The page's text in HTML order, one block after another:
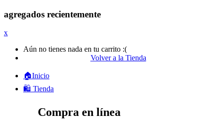
agregados recientemente
x
Aún no tienes nada en tu carrito :(
Volver a la Tienda
🏠Inicio
🛍️ Tienda
Compra en línea